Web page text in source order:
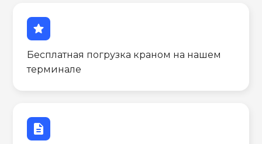
star
Бесплатная погрузка краном на нашем
терминале
description